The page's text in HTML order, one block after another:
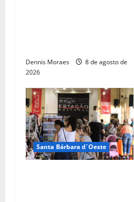
Dennis Moraes
8 de agosto de
2026
Santa Bárbara d´Oeste